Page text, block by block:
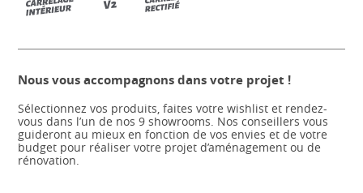
Nous vous accompagnons dans votre projet !
Sélectionnez vos produits, faites votre wishlist et rendez-
vous dans l’un de nos 9 showrooms. Nos conseillers vous
guideront au mieux en fonction de vos envies et de votre
budget pour réaliser votre projet d’aménagement ou de
rénovation.